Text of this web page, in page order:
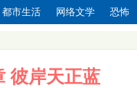
都市生活 网络文学 恐怖
彼岸天正蓝